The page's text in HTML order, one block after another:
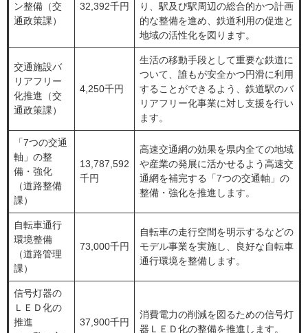
ン整備（交
通政策課）
32,392千円
り、駅及び駅周辺の総合的かつ計画
的な整備を進め、鉄道利用の促進と
地域の活性化を図ります。
交通施設バ
リアフリー
化推進（交
通政策課）
4,250千円
生活の移動手段として重要な鉄道に
ついて、誰もが安全かつ円滑に利用
することができるよう、鉄道駅のバ
リアフリー化事業に対し支援を行い
ます。
「7つの交通
軸」の整
備・強化
（道路整備
課）
13,787,592
千円
高速交通網の効果を県内全ての地域
や産業の発展に活かせるよう高速交
通網を補完する「7つの交通軸」の
整備・強化を推進します。
自転車通行
環境整備
（道路管理
課）
73,000千円
自転車の走行空間を明示するなどの
モデル事業を実施し、良好な自転車
通行環境を整備します。
信号灯器の
ＬＥＤ化の
推進
37,900千円
消費電力の削減を図るための信号灯
器ＬＥＤ化の整備を推進します。